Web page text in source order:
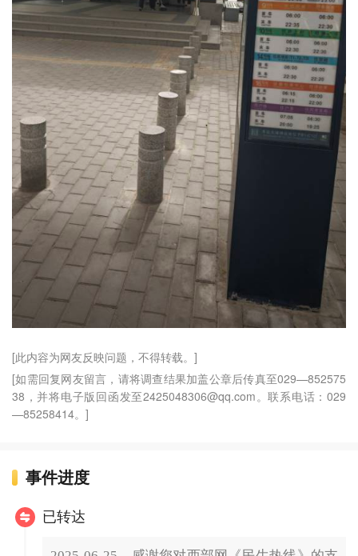
[此内容为网友反映问题，不得转载。]
[如需回复网友留言，请将调查结果加盖公章后传真至029—852575
38，并将电子版回函发至2425048306@qq.com。联系电话：029
—85258414。]
事件进度
已转达